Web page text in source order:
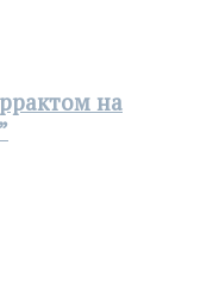
на